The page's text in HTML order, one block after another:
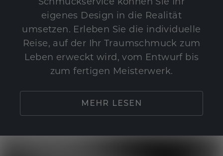
Schmuckservice können Sie Ihr
eigenes Design in die Realität
umsetzen. Erleben Sie die individuelle
Reise, auf der Ihr Traumschmuck zum
Leben erweckt wird, vom Entwurf bis
zum fertigen Meisterwerk.
MEHR LESEN